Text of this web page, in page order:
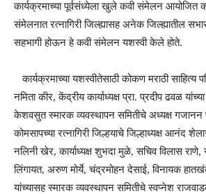
कार्यक्रमाच्या पूर्वसंध्येला खुले कवी संमेलन आयोजित
संमेलनात रत्नागिरी जिल्ह्यासह अनेक जिल्ह्यातील
सहभागी होऊन हे कवी संमेलन यशस्वी केले होते.
कार्यक्रमाच्या यशस्वीतेसाठी कोकण मराठी साहित्य
नमिता कीर, केंद्रीय कार्याध्यक्ष प्रा. प्रदीप ढवळ
केशवसुत स्मारक व्यवस्थापन समितीचे अध्यक्ष गजानन
कोमसापच्या रत्नागिरी जिल्हयाचे जिल्हाध्यक्ष आनंद
नलिनी खेर, कार्याध्यक्ष शुभदा मुळे, सचिव विलास राणे,
लिंगायत, अरुण मोर्ये, चंद्रमोहन देसाई, विनायक
यांच्यासह स्मारक व्यवस्थापन समितीचे स्वप्नेश